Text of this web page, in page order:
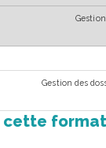
Gestion des
cette